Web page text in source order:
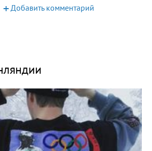
+Добавить комментарий